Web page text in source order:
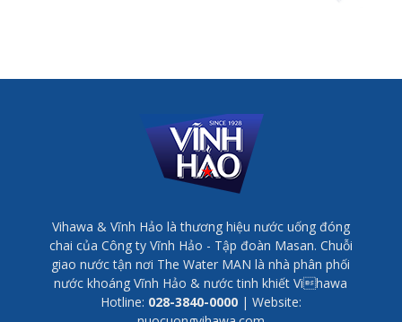
Vihawa & Vĩnh Hảo là thương hiệu nước uống đóng
chai của Công ty Vĩnh Hảo - Tập đoàn Masan. Chuỗi
giao nước tận nơi The Water MAN là nhà phân phối
nước khoáng Vĩnh Hảo & nước tinh khiết Vihawa
Hotline: 028-3840-0000| Website: